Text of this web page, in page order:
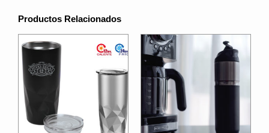
Productos Relacionados